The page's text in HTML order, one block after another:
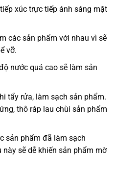
xúc trực tiếp ánh sáng mặt
các sản phẩm với nhau vì sẽ
vỡ.
nước quá cao sẽ làm sản
tẩy rửa, làm sạch sản phẩm.
thô ráp lau chùi sản phẩm
sản phẩm đã làm sạch
sẽ dễ khiến sản phẩm mờ